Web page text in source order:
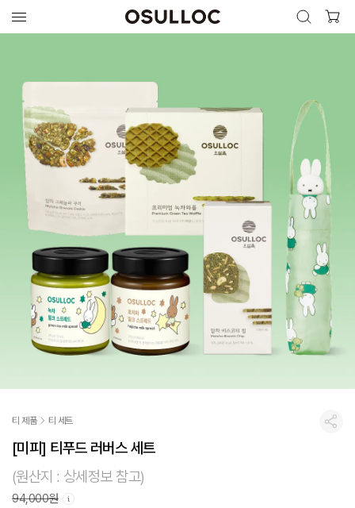
검색 열기
검색하기
공유
티 제품 티 세트
[미피] 티푸드 러버스 세트
(원산지 : 상세정보 참고)
94,000원